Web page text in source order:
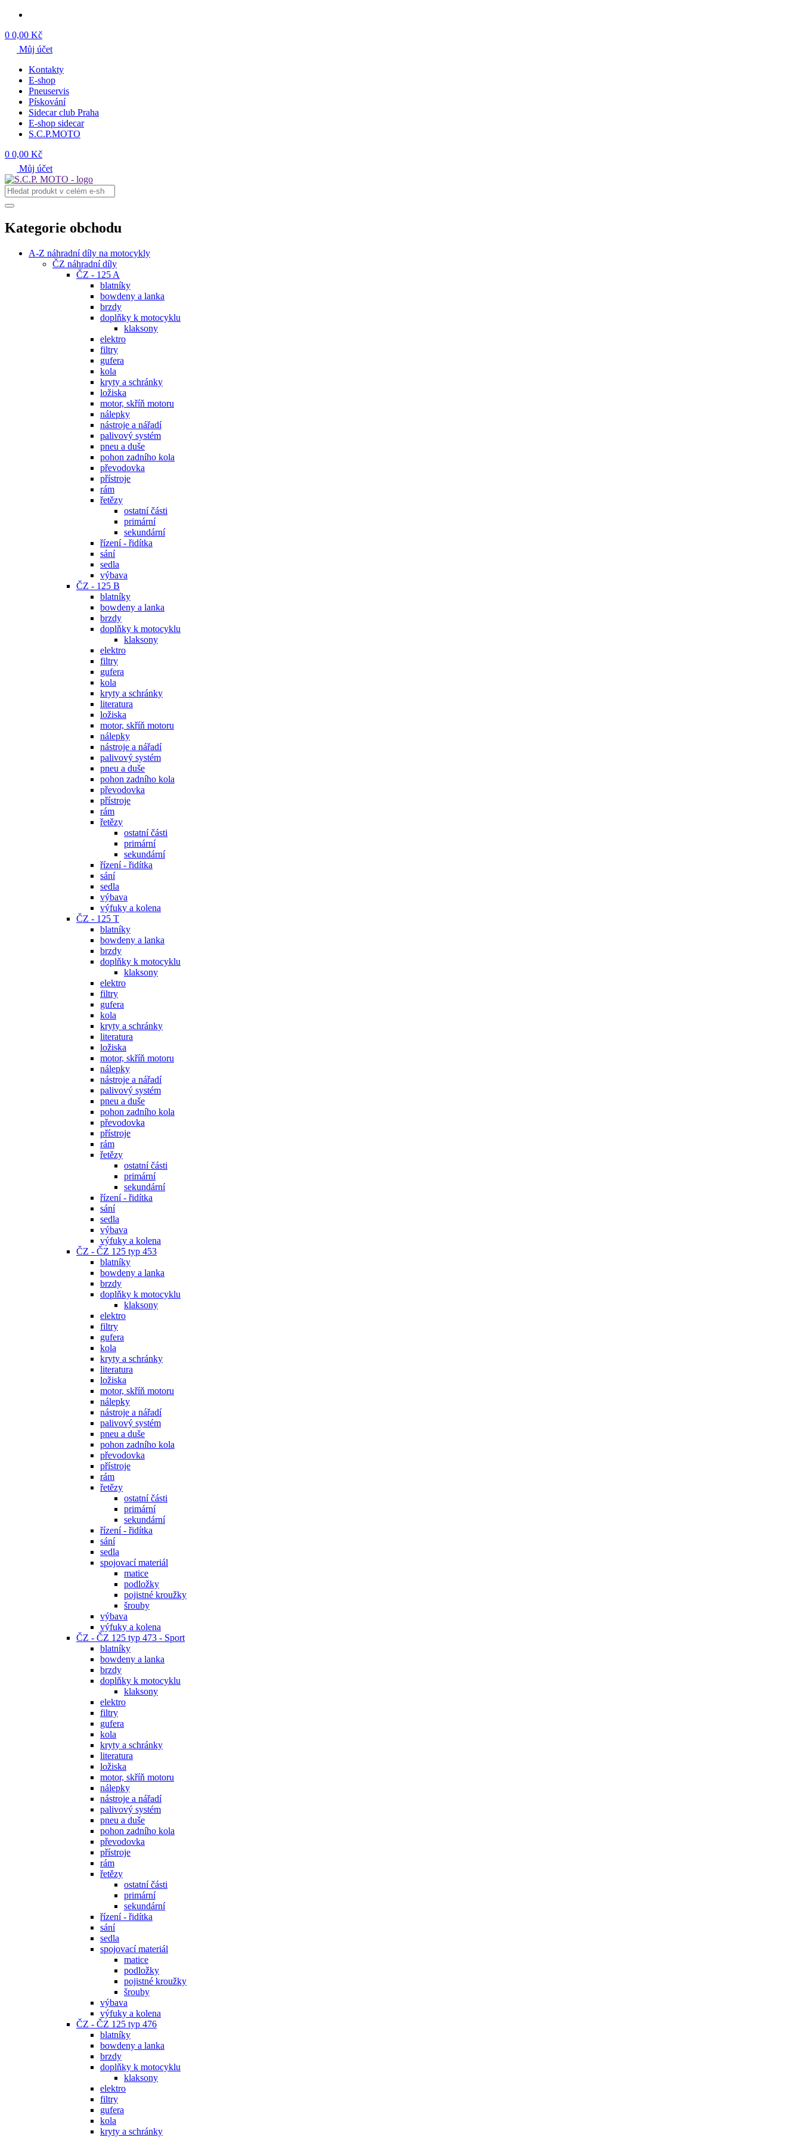
0 0,00 Kč
Můj účet
Kontakty
E-shop
Pneuservis
Pískování
Sidecar club Praha
E-shop sidecar
S.C.P.MOTO
0 0,00 Kč
Můj účet
Kategorie obchodu
A-Z náhradní díly na motocykly
ČZ náhradní díly
ČZ - 125 A
blatníky
bowdeny a lanka
brzdy
doplňky k motocyklu
klaksony
elektro
filtry
gufera
kola
kryty a schránky
ložiska
motor, skříň motoru
nálepky
nástroje a nářadí
palivový systém
pneu a duše
pohon zadního kola
převodovka
přístroje
rám
řetězy
ostatní části
primární
sekundární
řízení - řidítka
sání
sedla
výbava
ČZ - 125 B
blatníky
bowdeny a lanka
brzdy
doplňky k motocyklu
klaksony
elektro
filtry
gufera
kola
kryty a schránky
literatura
ložiska
motor, skříň motoru
nálepky
nástroje a nářadí
palivový systém
pneu a duše
pohon zadního kola
převodovka
přístroje
rám
řetězy
ostatní části
primární
sekundární
řízení - řidítka
sání
sedla
výbava
výfuky a kolena
ČZ - 125 T
blatníky
bowdeny a lanka
brzdy
doplňky k motocyklu
klaksony
elektro
filtry
gufera
kola
kryty a schránky
literatura
ložiska
motor, skříň motoru
nálepky
nástroje a nářadí
palivový systém
pneu a duše
pohon zadního kola
převodovka
přístroje
rám
řetězy
ostatní části
primární
sekundární
řízení - řidítka
sání
sedla
výbava
výfuky a kolena
ČZ - ČZ 125 typ 453
blatníky
bowdeny a lanka
brzdy
doplňky k motocyklu
klaksony
elektro
filtry
gufera
kola
kryty a schránky
literatura
ložiska
motor, skříň motoru
nálepky
nástroje a nářadí
palivový systém
pneu a duše
pohon zadního kola
převodovka
přístroje
rám
řetězy
ostatní části
primární
sekundární
řízení - řidítka
sání
sedla
spojovací materiál
matice
podložky
pojistné kroužky
šrouby
výbava
výfuky a kolena
ČZ - ČZ 125 typ 473 - Sport
blatníky
bowdeny a lanka
brzdy
doplňky k motocyklu
klaksony
elektro
filtry
gufera
kola
kryty a schránky
literatura
ložiska
motor, skříň motoru
nálepky
nástroje a nářadí
palivový systém
pneu a duše
pohon zadního kola
převodovka
přístroje
rám
řetězy
ostatní části
primární
sekundární
řízení - řidítka
sání
sedla
spojovací materiál
matice
podložky
pojistné kroužky
šrouby
výbava
výfuky a kolena
ČZ - ČZ 125 typ 476
blatníky
bowdeny a lanka
brzdy
doplňky k motocyklu
klaksony
elektro
filtry
gufera
kola
kryty a schránky